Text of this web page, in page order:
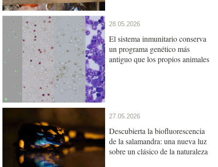
28.05.2026
El sistema inmunitario conserva
un programa genético más
antiguo que los propios animales
27.05.2026
Descubierta la biofluorescencia
de la salamandra: una nueva luz
sobre un clásico de la naturaleza